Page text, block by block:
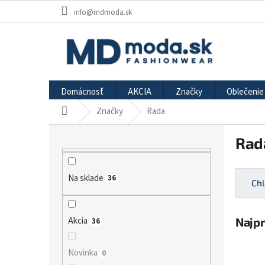
info@mdmoda.sk
Domácnosť AKCIA Značky Oblečenie
DomovZnačky Rada
Na sklade 36
Akcia 36
Novinka 0